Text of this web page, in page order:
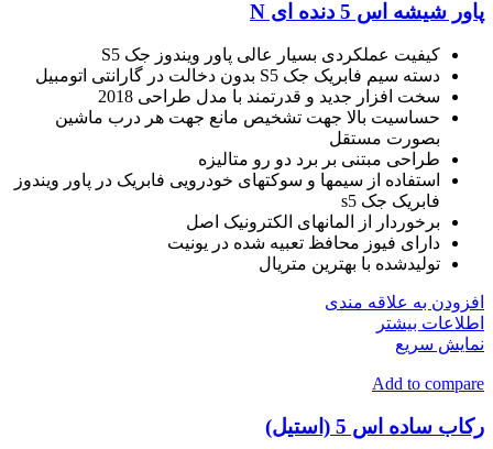
پاور شیشه اس 5 دنده ای N
کیفیت عملکردی بسیار عالی پاور ویندوز جک S5
دسته سیم فابریک جک S5 بدون دخالت در گارانتی اتومبیل
سخت افزار جدید و قدرتمند با مدل طراحی 2018
حساسیت بالا جهت تشخیص مانع جهت هر درب ماشین
بصورت مستقل
طراحی مبتنی بر برد دو رو متالیزه
استفاده از سیمها و سوکتهای خودرویی فابریک در پاور ویندوز
فابریک جک s5
برخوردار از المانهای الکترونیک اصل
دارای فیوز محافظ تعبیه شده در یونیت
تولیدشده با بهترین متریال
افزودن به علاقه مندی
اطلاعات بیشتر
نمایش سریع
Add to compare
رکاب ساده اس 5 (استیل)